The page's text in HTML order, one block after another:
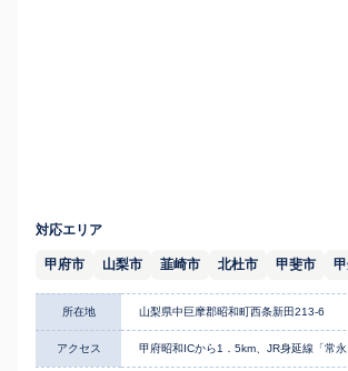
対応エリア
甲府市 山梨市 韮崎市 北杜市 甲斐市
所在地 山梨県中巨摩郡昭和町西条新田213-6
アクセス 甲府昭和ICから1．5km、JR身延線「常